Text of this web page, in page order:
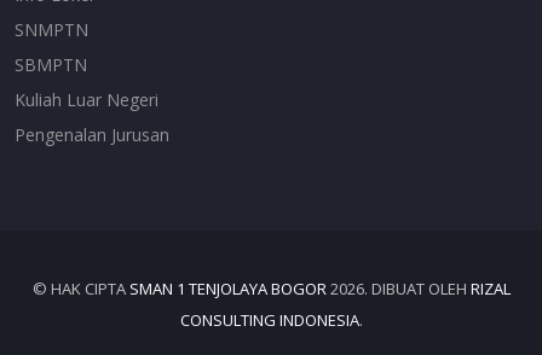
SNMPTN
SBMPTN
Kuliah Luar Negeri
Pengenalan Jurusan
© HAK CIPTA SMAN 1 TENJOLAYA BOGOR2026. DIBUAT OLEH RIZAL
CONSULTING INDONESIA.